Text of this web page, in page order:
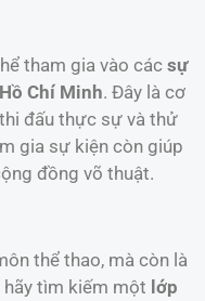
tham gia vào các sự
Chí Minh. Đây là cơ
đấu thực sự và thử
gia sự kiện còn giúp
đồng võ thuật.
thể thao, mà còn là
tìm kiếm một lớp